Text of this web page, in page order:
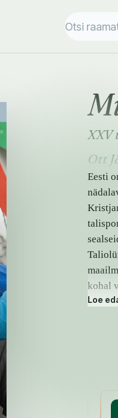
Ott
Eesti
kohal
mõni
Loe